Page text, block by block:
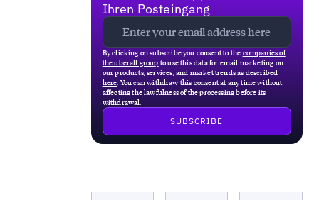
Ihren Posteingang
By clicking on subscribe you consent to the companies of
the uberall group to use this data for email marketing on
our products, services, and market trends as described
here . You can withdraw this consent at any time without
affecting the lawfulness of the processing before its
withdrawal.